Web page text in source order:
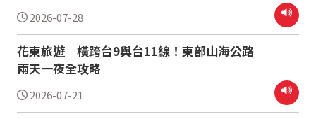
2026-07-28
花東旅遊｜橫跨台9與台11線！東部山海公路
兩天一夜全攻略
2026-07-21